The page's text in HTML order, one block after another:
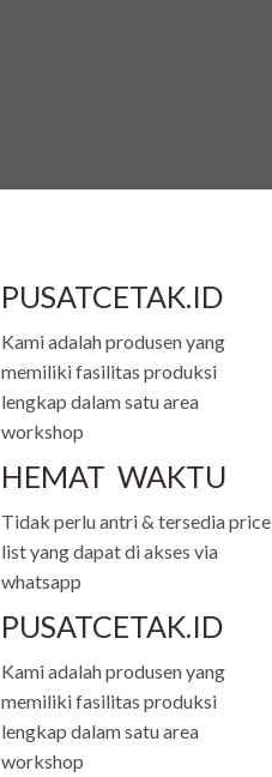
PUSATCETAK.ID
Kami adalah produsen yang
memiliki fasilitas produksi
lengkap dalam satu area
workshop
HEMAT WAKTU
Tidak perlu antri & tersedia price
list yang dapat di akses via
whatsapp
PUSATCETAK.ID
Kami adalah produsen yang
memiliki fasilitas produksi
lengkap dalam satu area
workshop